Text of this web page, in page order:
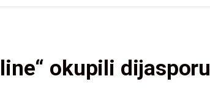
okupili dijasporu